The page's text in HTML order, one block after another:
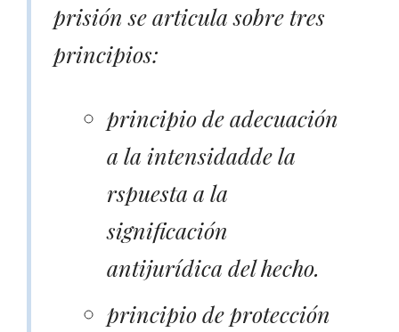
prisión se articula sobre tres
principios:
principio de adecuación
a la intensidadde la
rspuesta a la
significación
antijurídica del hecho.
principio de protección